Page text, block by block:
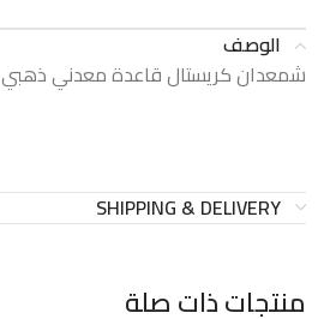
الوصف
شمعدان كريستال قاعدة معدني ذهبي
SHIPPING & DELIVERY
منتجات ذات صلة